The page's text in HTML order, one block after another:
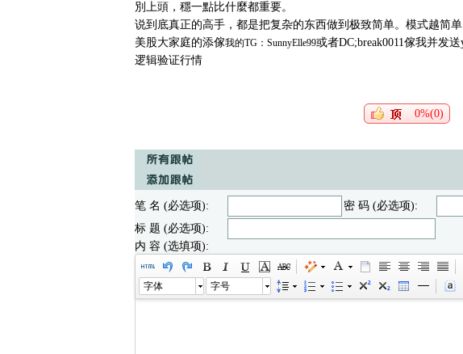
別上頭，穩一點比什麼都重要。
说到底真正的高手，都是把复杂的东西做到极致简单。模式越简
美股大家庭的添傢我的TG：SunnyElle99或者DC;break0011傢我并发
逻辑验证行情
0%(0)
笔 名 (必选项): 密 码 (必选项):
标 题 (必选项):
内 容 (选填项):
字体 字号